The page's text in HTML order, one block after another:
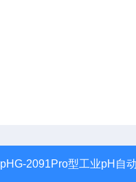
pHG-2091Pro型工业pH自